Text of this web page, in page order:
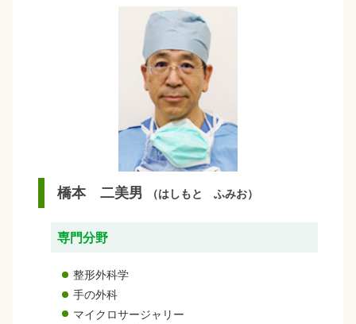
橋本 二美男 （はしもと ふみお）
専門分野
整形外科学
手の外科
マイクロサージャリー